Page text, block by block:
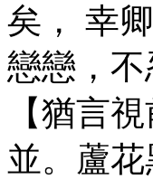
矣， 幸
戀戀，
【猶言
並。蘆